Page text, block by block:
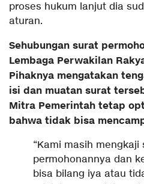
proses hukum lanjut dia
aturan.
Sehubungan surat
Lembaga Perwakilan
Pihaknya mengatakan
isi dan muatan surat
Mitra Pemerintah tetap
bahwa tidak bisa
“Kami masih mengkaji
permohonannya dan
bisa bilang iya atau